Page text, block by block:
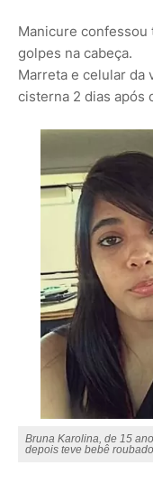
Manicure confessou
golpes na cabeça.
Marreta e celular da
cisterna 2 dias após
Bruna Karolina, de 15
depois teve bebê